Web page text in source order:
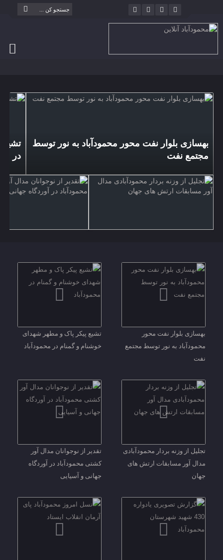
بهسازی بلوار نفت محور محمودآباد به نور توسط
مجتمع نفت
تشیع
در
تجلیل از وزنه بردار محمودآبادی مدال آور
مسابقات ارتش های جهان
تقدیر از نوجوانان مدال آور
محمودآباد در آوردگاه جهانی و
بهسازی بلوار نفت محور
محمودآباد به نور توسط مجتمع
نفت
تشیع پیکر پاک و مطهر شهدای
خوشنام و گمنام در محمودآباد
تجلیل از وزنه بردار محمودآبادی
مدال آور مسابقات ارتش های
جهان
تقدیر از نوجوانان مدال آور
کشتی محمودآباد در آوردگاه
جهانی و آسیایی